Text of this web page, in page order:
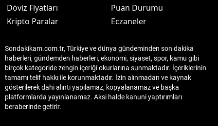
Döviz Fiyatları
Kripto Paralar
Puan Durumu
Eczaneler
Sondakikam.com.tr, Türkiye ve dünya gündeminden son dakika
haberleri, gündemden haberleri, ekonomi, siyaset, spor, kamu gibi
birçok kategoride zengin içeriği okurlarına sunmaktadır. İçeriklerinin
tamamı telif hakkı ile korunmaktadır. İzin alınmadan ve kaynak
gösterilerek dahi alıntı yapılamaz, kopyalanamaz ve başka
platformlarda yayınlanamaz. Aksi halde kanuni yaptırımları
beraberinde getirir.